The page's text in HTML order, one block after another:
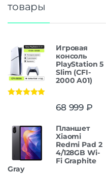
товары
Игровая
консоль
PlayStation 5
Slim (CFI-
2000 A01)
68 999 ₽
Планшет
Xiaomi
Redmi Pad 2
4/128GB Wi-
Fi Graphite
Gray